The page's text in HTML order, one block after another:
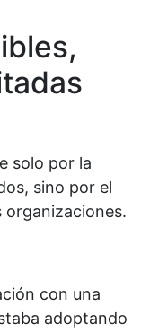
solo por la
sino por el
organizaciones.
con una
adoptando